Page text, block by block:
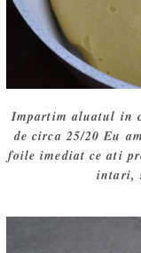
Impartim aluatul in
de circa 25/20 Eu
foile imediat ce ati
intari,